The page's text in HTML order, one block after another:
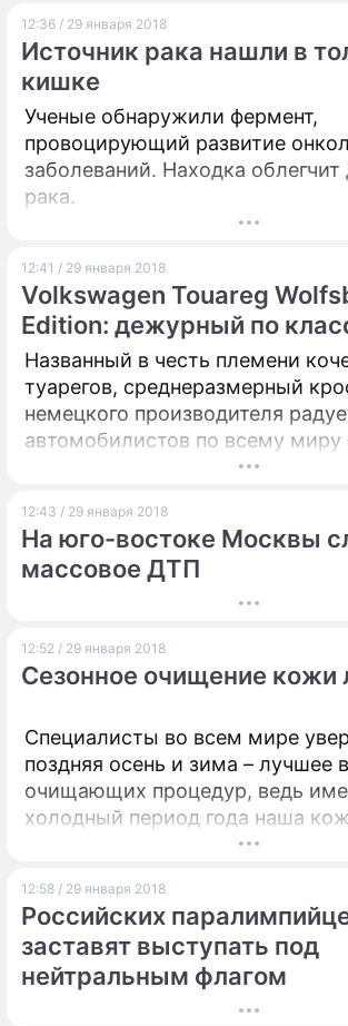
12:36 / 29 января 2018
Источник рака нашли в
кишке
Ученые обнаружили фермент,
провоцирующий развитие
заболеваний. Находка облегчит
рака.
12:41 / 29 января 2018
Volkswagen Touareg
Edition: дежурный по
Названный в честь племени
туарегов, среднеразмерный
немецкого производителя
автомобилистов по всему миру
Задачей дизайнеров было
автомобиля (ха! а кому этого не
бы?). Результатом стала
которой также впоследствии
Audi Q7 и Porsche Cayenne.
12:43 / 29 января 2018
На юго-востоке Москвы
массовое ДТП
12:52 / 29 января 2018
Сезонное очищение кожи
Специалисты во всем мире
поздняя осень и зима – лучшее
очищающих процедур, ведь
холодный период года наша
от яркого солнца и пыли.
12:58 / 29 января 2018
Российских
заставят выступать под
нейтральным флагом